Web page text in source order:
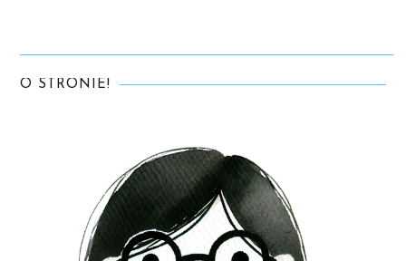
O STRONIE!